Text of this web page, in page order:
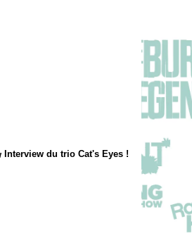
Interview du trio Cat's Eyes !